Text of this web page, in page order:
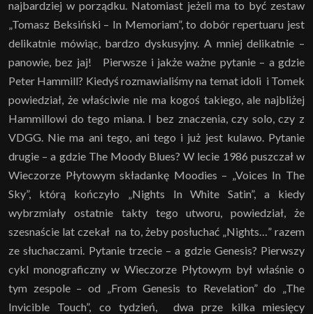
najbardziej w porządku. Natomiast jeżeli ma to być zestaw
„Tomasz Beksiński – In Memoriam”, to dobór repertuaru jest
delikatnie mówiąc, bardzo dyskusyjny. A mniej delikatnie –
panowie, bez jaj! Pierwsze i jakże ważne pytanie – a gdzie
Peter Hammill? Kiedyś rozmawialiśmy na temat idoli i Tomek
powiedział, że właściwie nie ma kogoś takiego, ale najbliżej
Hammillowi do tego miana. I bez znaczenia, czy solo, czy z
VDGG. Nie ma ani tego, ani tego i już jest kulawo. Pytanie
drugie – a gdzie The Moody Blues? W lecie 1986 puszczał w
Wieczorze Płytowym składankę Moodies – „Voices In The
Sky”, którą kończyło „Nights In White Satin”, a kiedy
wybrzmiały ostatnie takty tego utworu, powiedział, że
szesnaście lat czekał na to, żeby posłuchać „Nights…” razem
ze słuchaczami. Pytanie trzecie – a gdzie Genesis? Pierwszy
cykl monograficzny w Wieczorze Płytowym był właśnie o
tym zespole – od „From Genesis to Revelation” do „The
Invicible Touch”, co tydzień, dwa prze kilka miesięcy